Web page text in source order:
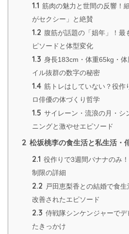
1.1 筋肉の魅力と世間の反響！
がセクシー」と絶賛
1.2 腹筋が話題の「娼年」！最
ピソードと体型変化
1.3 身長183cm・体重65kg・
イル抜群の数字の秘密
1.4 筋トレはしていない？役作
ロ俳優の体づくり哲学
1.5 サイレーン・流浪の月・シ
ニングと激やせエピソード
2 松坂桃李の食生活と私生活・
2.1 役作りで3週間バナナのみ
制限の詳細
2.2 戸田恵梨香との結婚で食
改善されたエピソード
2.3 侍戦隊シンケンジャーで
たきっかけ